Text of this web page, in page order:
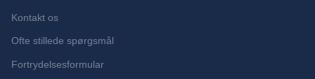
Kontakt os
Ofte stillede spørgsmål
Fortrydelsesformular